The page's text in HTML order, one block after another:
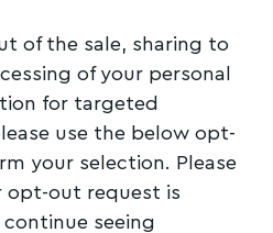
of the sale, sharing to
of your personal
for targeted
use the below opt-
your selection. Please
opt-out request is
seeing
των αμαξοστοιχιών με
από τη
του ΟΣΕ ΑΕ (άρθρα 76
της
ως άνω ελλείψεων ε) και
Νέου Εθνικού